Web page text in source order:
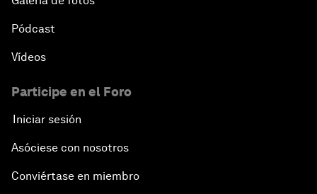
Pódcast
Vídeos
Participe en el Foro
Iniciar sesión
Asóciese con nosotros
Conviértase en miembro